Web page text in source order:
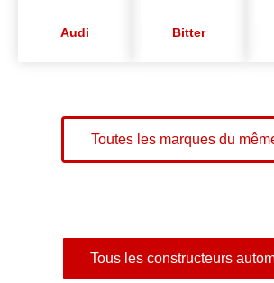
Audi Bitter
Toutes les marques du
Tous les constructeurs